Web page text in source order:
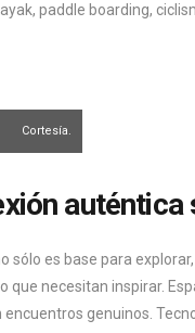
paddle boarding,
Cortesía.
sólo es base para
que necesitan inspirar.
genuinos.